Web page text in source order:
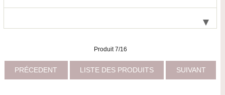
Produit 7/16
PRÉCEDENT LISTE DES PRODUITS SUIVANT